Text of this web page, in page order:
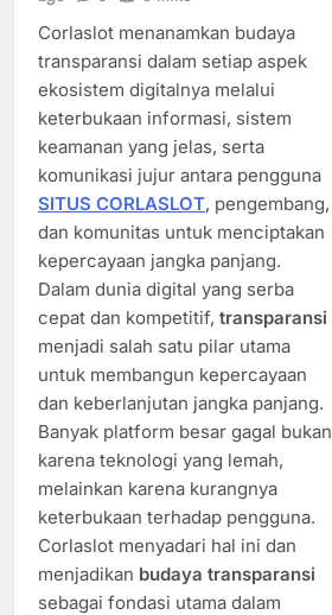
Corlaslot menanamkan budaya
transparansi dalam setiap aspek
ekosistem digitalnya melalui
keterbukaan informasi, sistem
keamanan yang jelas, serta
komunikasi jujur antara pengguna
SITUS CORLASLOT, pengembang,
dan komunitas untuk menciptakan
kepercayaan jangka panjang.
Dalam dunia digital yang serba
cepat dan kompetitif, transparansi
menjadi salah satu pilar utama
untuk membangun kepercayaan
dan keberlanjutan jangka panjang.
Banyak platform besar gagal bukan
karena teknologi yang lemah,
melainkan karena kurangnya
keterbukaan terhadap pengguna.
Corlaslot menyadari hal ini dan
menjadikan budaya transparansi
sebagai fondasi utama dalam